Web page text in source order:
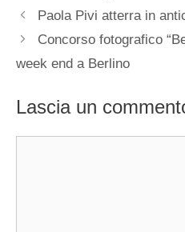
Paola Pivi atterra in
Concorso fotografico
week end a Berlino
Lascia un